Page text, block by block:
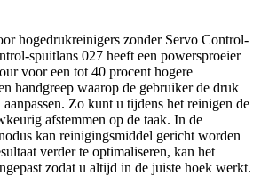
hogedrukreinigers zonder Servo Control-
spuitlans 027 heeft een powersproeier
voor een tot 40 procent hogere
handgreep waarop de gebruiker de druk
Zo kunt u tijdens het reinigen de
afstemmen op de taak. In de
kan reinigingsmiddel gericht worden
verder te optimaliseren, kan het
zodat u altijd in de juiste hoek werkt.